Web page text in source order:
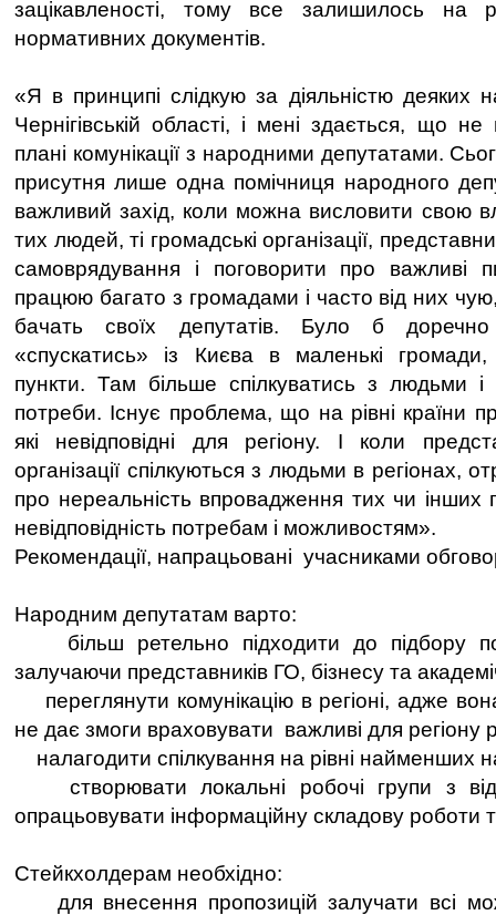
зацікавленості, тому все залишилось на
нормативних документів.
«Я в принципі слідкую за діяльністю деяких
Чернігівській області, і мені здається, що
плані комунікації з народними депутатами.
присутня лише одна помічниця народного
важливий захід, коли можна висловити свою
тих людей, ті громадські організації,
самоврядування і поговорити про важливі
працюю багато з громадами і часто від них
бачать своїх депутатів. Було б доречно
«спускатись» із Києва в маленькі громади,
пункти. Там більше спілкуватись з людьми
потреби. Існує проблема, що на рівні країни
які невідповідні для регіону. І коли
організації спілкуються з людьми в регіонах,
про нереальність впровадження тих чи інших
невідповідність потребам і можливостям».
Рекомендації, напрацьовані учасниками
Народним депутатам варто:
більш ретельно підходити до підбору
залучаючи представників ГО, бізнесу та
переглянути комунікацію в регіоні, адже
не дає змоги враховувати важливі для регіону
налагодити спілкування на рівні найменших
створювати локальні робочі групи з
опрацьовувати інформаційну складову роботи
Стейкхолдерам необхідно:
для внесення пропозицій залучати всі